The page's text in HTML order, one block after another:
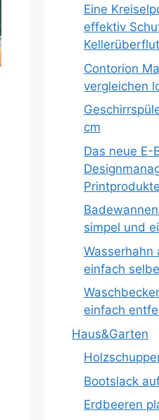
Eine
effektiv
Contorion
vergleichen
cm
Das neue E-
Printprodukte
simpel und
Wasserhahn
einfach
einfach
Haus&Garten
Bootslack
Erdbeeren